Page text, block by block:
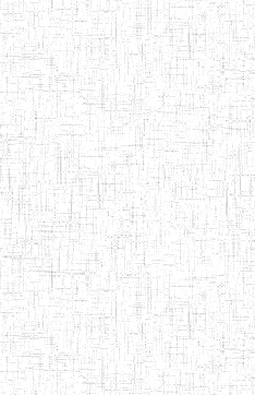
Page 2 sur 13 Total: 307
1 2 3 4 5
6
02/07/2012 ENIEG Privé